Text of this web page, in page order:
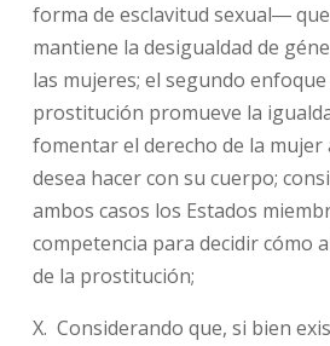
forma de esclavitud sexual―
mantiene la desigualdad de
las mujeres; el segundo
prostitución promueve la
fomentar el derecho de la
desea hacer con su cuerpo;
ambos casos los Estados
competencia para decidir cómo
de la prostitución;
X. Considerando que, si bien